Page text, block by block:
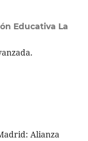
Educativa La
Alianza